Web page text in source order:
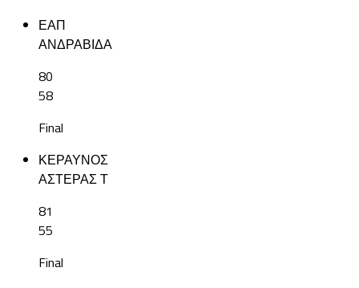
ΕΑΠ
ΑΝΔΡΑΒΙΔΑ
80
58
Final
ΚΕΡΑΥΝΟΣ
ΑΣΤΕΡΑΣ Τ
81
55
Final